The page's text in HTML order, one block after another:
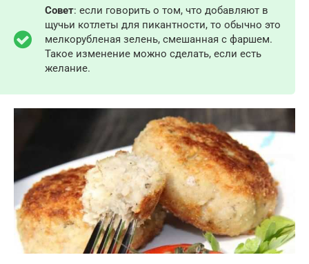
Совет: если говорить о том, что добавляют в
щучьи котлеты для пикантности, то обычно это
мелкорубленая зелень, смешанная с фаршем.
Такое изменение можно сделать, если есть
желание.